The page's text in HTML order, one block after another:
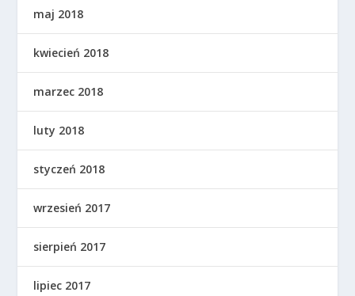
maj 2018
kwiecień 2018
marzec 2018
luty 2018
styczeń 2018
wrzesień 2017
sierpień 2017
lipiec 2017